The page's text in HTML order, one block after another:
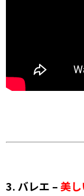
3. バレエ –美